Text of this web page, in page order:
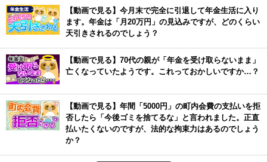
【動画で見る】今月末で完全に引退して年金生活に入り
ます。年金は「月20万円」の見込みですが、どのくらい
天引きされるのでしょう？
【動画で見る】70代の親が「年金を受け取らないまま」
亡くなっていたようです。これっておかしいですか…？
【動画で見る】年間「5000円」の町内会費の支払いを拒
否したら「今後ゴミを捨てるな」と言われました。正直
払いたくないのですが、法的な拘束力はあるのでしょう
か？